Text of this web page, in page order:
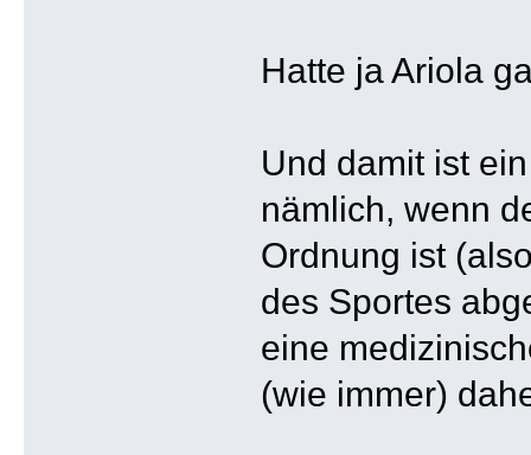
Hatte ja Ariola
Und damit ist
nämlich, wenn
Ordnung ist
des Sportes
eine
(wie immer)